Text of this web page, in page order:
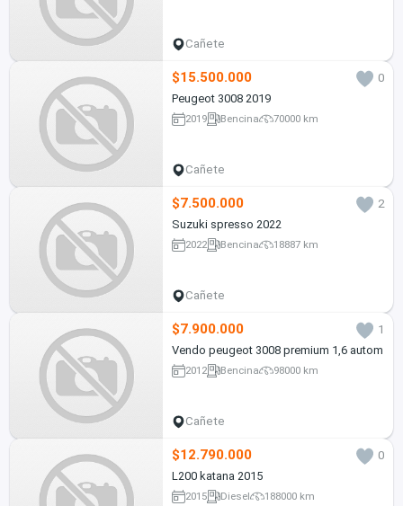
Cañete
$15.500.000
0
Peugeot 3008 2019
2019 Bencina 70000 km
Cañete
$7.500.000
2
Suzuki spresso 2022
2022 Bencina 18887 km
Cañete
$7.900.000
1
Vendo peugeot 3008 premium 1,6 autom
2012 Bencina 98000 km
Cañete
$12.790.000
0
L200 katana 2015
2015 Diesel 188000 km